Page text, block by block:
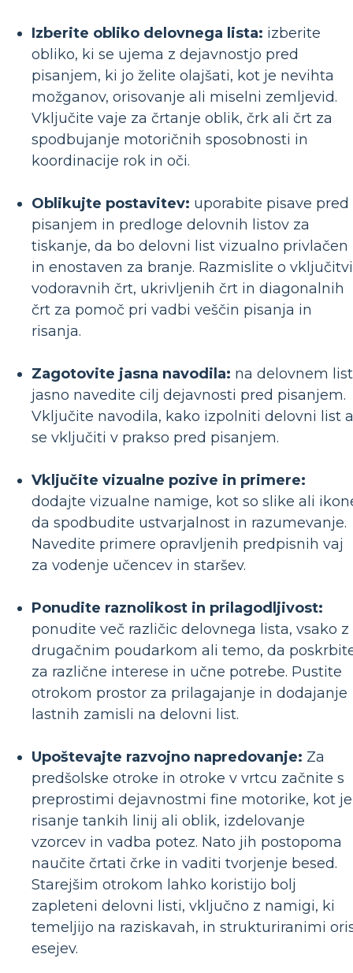
Izberite obliko delovnega lista: izberite
obliko, ki se ujema z dejavnostjo pred
pisanjem, ki jo želite olajšati, kot je nevihta
možganov, orisovanje ali miselni zemljevid.
Vključite vaje za črtanje oblik, črk ali črt za
spodbujanje motoričnih sposobnosti in
koordinacije rok in oči.
Oblikujte postavitev: uporabite pisave pred
pisanjem in predloge delovnih listov za
tiskanje, da bo delovni list vizualno privlačen
in enostaven za branje. Razmislite o vključitvi
vodoravnih črt, ukrivljenih črt in diagonalnih
črt za pomoč pri vadbi veščin pisanja in
risanja.
Zagotovite jasna navodila: na delovnem
jasno navedite cilj dejavnosti pred pisanjem.
Vključite navodila, kako izpolniti delovni list
se vključiti v prakso pred pisanjem.
Vključite vizualne pozive in primere:
dodajte vizualne namige, kot so slike ali
da spodbudite ustvarjalnost in razumevanje.
Navedite primere opravljenih predpisnih vaj
za vodenje učencev in staršev.
Ponudite raznolikost in prilagodljivost:
ponudite več različic delovnega lista, vsako z
drugačnim poudarkom ali temo, da
za različne interese in učne potrebe. Pustite
otrokom prostor za prilagajanje in dodajanje
lastnih zamisli na delovni list.
Upoštevajte razvojno napredovanje: Za
predšolske otroke in otroke v vrtcu začnite s
preprostimi dejavnostmi fine motorike, kot je
risanje tankih linij ali oblik, izdelovanje
vzorcev in vadba potez. Nato jih postopoma
naučite črtati črke in vaditi tvorjenje besed.
Starejšim otrokom lahko koristijo bolj
zapleteni delovni listi, vključno z namigi, ki
temeljijo na raziskavah, in strukturiranimi
esejev.